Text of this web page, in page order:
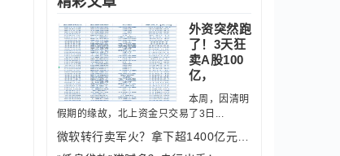
外资突然跑
了！3天狂
卖A股100
亿，
本周，因清明
假期的缘故，北上资金只交易了3日...